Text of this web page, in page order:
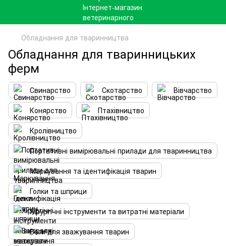
Обладнання для тваринництва
Обладнання для тваринницьких
ферм
Свинарство Скотарство
Вівчарство
Конярство
Птахівництво
Кролівництво
Портативні вимірювальні прилади для тваринництва
Маркування та ідентифікація тварин
Голки та шприци
Хірургічні інструменти та витратні матеріали
Ваги для зважування тварин